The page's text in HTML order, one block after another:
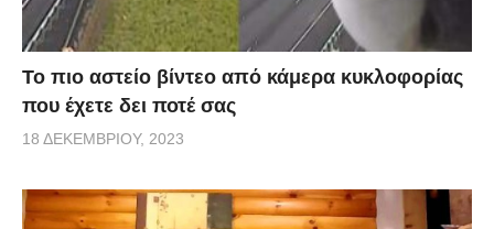
Το πιο αστείο βίντεο από κάμερα κυκλοφορίας
που έχετε δει ποτέ σας
18 ΔΕΚΕΜΒΡΊΟΥ, 2023